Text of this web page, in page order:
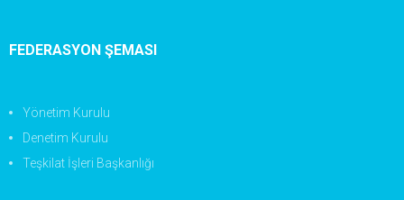
FEDERASYON ŞEMASI
Yönetim Kurulu
Denetim Kurulu
Teşkilat İşleri Başkanlığı